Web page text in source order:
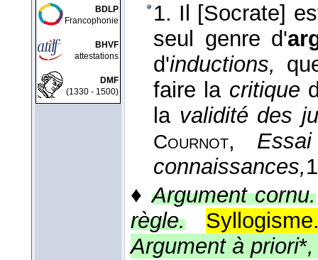
BDLP
Francophonie
BHVF
attestations
DMF
(1330 - 1500)
1. Il [Socrate]
seul genre d'
d'inductions,
faire la critique
la validité des
Cournot,
connaissances,
♦Argument cornu.
règle.
Argument à priori*